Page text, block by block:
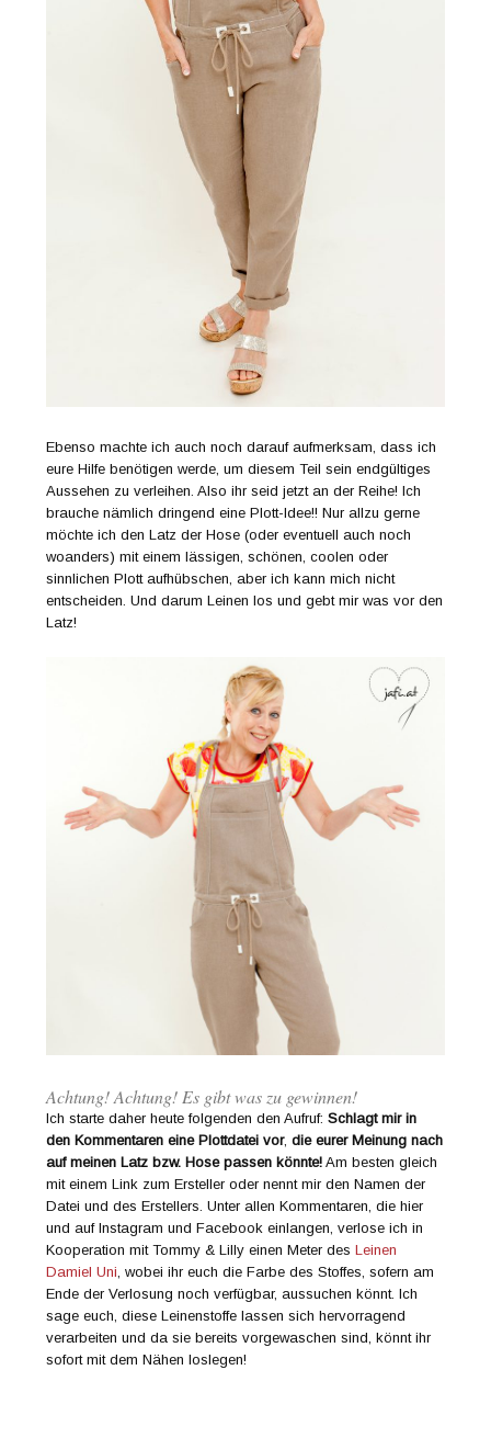
Ebenso machte ich auch noch darauf aufmerksam, dass ich
eure Hilfe benötigen werde, um diesem Teil sein endgültiges
Aussehen zu verleihen. Also ihr seid jetzt an der Reihe! Ich
brauche nämlich dringend eine Plott-Idee!! Nur allzu gerne
möchte ich den Latz der Hose (oder eventuell auch noch
woanders) mit einem lässigen, schönen, coolen oder
sinnlichen Plott aufhübschen, aber ich kann mich nicht
entscheiden. Und darum Leinen los und gebt mir was vor den
Latz!
Achtung! Achtung! Es gibt was zu gewinnen!
Ich starte daher heute folgenden den Aufruf:Schlagt mir in
den Kommentaren eine Plottdatei vor,die eurer Meinung nach
auf meinen Latz bzw. Hose passen könnte! Am besten gleich
mit einem Link zum Ersteller oder nennt mir den Namen der
Datei und des Erstellers. Unter allen Kommentaren, die hier
und auf Instagram und Facebook einlangen, verlose ich in
Kooperation mit Tommy & Lilly einen Meter desLeinen
Damiel Uni , wobei ihr euch die Farbe des Stoffes, sofern am
Ende der Verlosung noch verfügbar, aussuchen könnt. Ich
sage euch, diese Leinenstoffe lassen sich hervorragend
verarbeiten und da sie bereits vorgewaschen sind, könnt ihr
sofort mit dem Nähen loslegen!